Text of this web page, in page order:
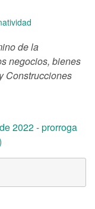
de la
negocios, bienes
Construcciones
2022 - prorroga